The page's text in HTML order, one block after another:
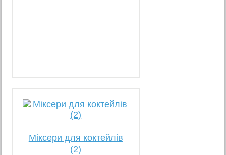
Міксери для коктейлів
(2)